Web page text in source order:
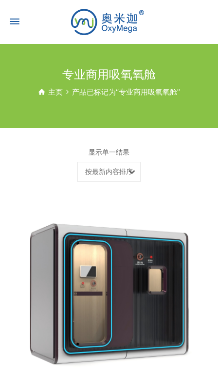
专业商用吸氧氧舱
主页 产品已标记为“专业商用吸氧氧舱”
显示单一结果
按最新内容排序